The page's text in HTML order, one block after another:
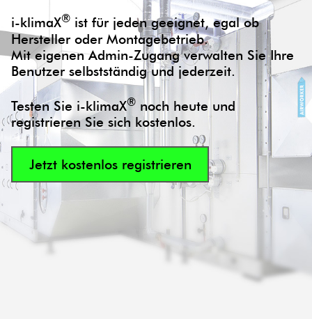
i-klimaX® ist für jeden geeignet, egal ob
Hersteller oder Montagebetrieb.
Mit eigenen Admin-Zugang verwalten Sie Ihre
Benutzer selbstständig und jederzeit.
Testen Sie i-klimaX® noch heute und
registrieren Sie sich kostenlos.
Jetzt kostenlos registrieren